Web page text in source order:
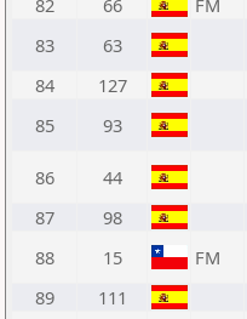
82
66 FM
83
63
84
127
85
93
86 44
87
98
88
15 FM
89
111